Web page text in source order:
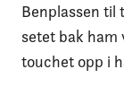
Benplassen til
setet bak
touchet opp i